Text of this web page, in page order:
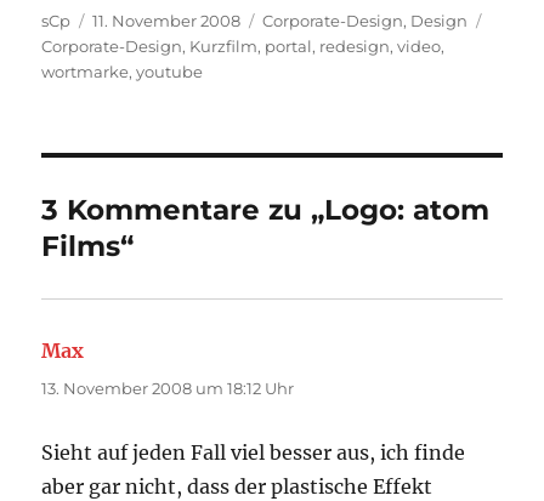
Autor
sCp
Veröffentlicht
am
11. November 2008 Kategorien
Corporate-Design, Design
Corporate-Design, Kurzfilm, portal, redesign,video,
wortmarke,youtube
3 Kommentare zu „Logo: atom
Films“
Max
13. November 2008 um 18:12 Uhr
Sieht auf jeden Fall viel besser aus, ich finde
aber gar nicht, dass der plastische Effekt